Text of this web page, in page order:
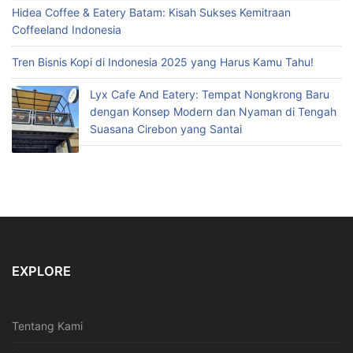
Hidea Coffee & Eatery Batam: Kisah Sukses Kemitraan
Coffeeland Indonesia
Tren Bisnis Kopi di Indonesia 2025 yang Harus Kamu Tahu!
Lyx Cafe And Eatery: Tempat Nongkrong Baru
dengan Konsep Modern dan Nyaman di Tengah
Suasana Cirebon yang Santai
EXPLORE
Tentang Kami